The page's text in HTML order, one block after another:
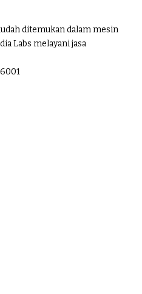
ditemukan dalam mesin
Labs melayani jasa